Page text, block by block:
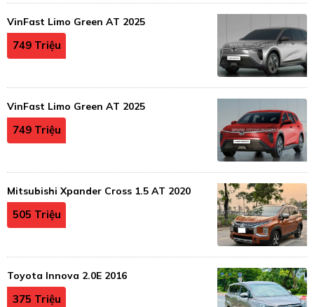
VinFast Limo Green AT 2025
749 Triệu
VinFast Limo Green AT 2025
749 Triệu
Mitsubishi Xpander Cross 1.5 AT 2020
505 Triệu
Toyota Innova 2.0E 2016
375 Triệu